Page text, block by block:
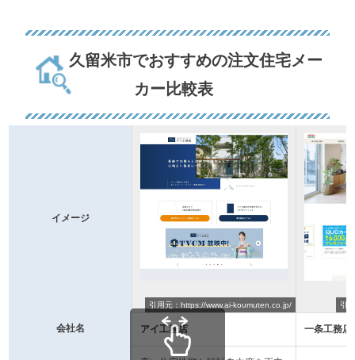
久留米市でおすすめの注文住宅メー
カー比較表
イメージ
引用元：https://www.ai-koumuten.co.jp/ 引
会社名 アイ工務店 一条工務店